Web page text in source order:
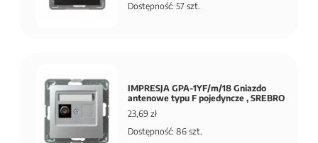
Dostępność: 57 szt.
IMPRESJA GPA-1YF/m/18 Gniazdo
antenowe typu F pojedyncze , SREBRO
23,69 zł
Dostępność: 86 szt.